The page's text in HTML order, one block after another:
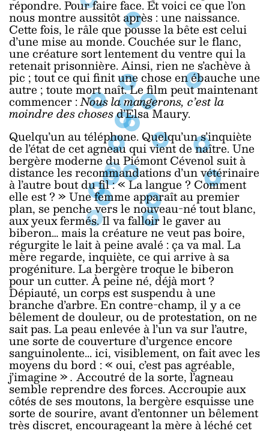
répondre. Pour faire face. Et voici ce que l’on
nous montre aussitôt après : une naissance.
Cette fois, le râle que pousse la bête est celui
d’une mise au monde. Couchée sur le flanc,
une créature sort lentement du ventre qui la
retenait prisonnière. Ainsi, rien ne s’achève à
pic ; tout ce qui finit une chose en ébauche une
autre ; toute mort naît. Le film peut maintenant
commencer :Nous la mangerons, c’est la
moindre des chosesd’Elsa Maury.
Quelqu’un au téléphone. Quelqu’un s’inquiète
de l’état de cet agneau qui vient de naître. Une
bergère moderne du Piémont Cévenol suit à
distance les recommandations d’un vétérinaire
à l’autre bout du fil : « La langue ? Comment
elle est ? » Une femme apparaît au premier
plan, se penche vers le nouveau-né tout blanc,
aux yeux fermés. Il va falloir le gaver au
biberon… mais la créature ne veut pas boire,
régurgite le lait à peine avalé : ça va mal. La
mère regarde, inquiète, ce qui arrive à sa
progéniture. La bergère troque le biberon
pour un cutter. À peine né, déjà mort ?
Dépiauté, un corps est suspendu à une
branche d’arbre. En contre-champ, il y a ce
bêlement de douleur, ou de protestation, on ne
sait pas. La peau enlevée à l’un va sur l’autre,
une sorte de couverture d’urgence encore
sanguinolente... ici, visiblement, on fait avec les
moyens du bord : « oui, c’est pas agréable,
j’imagine ». Accoutré de la sorte, l’agneau
semble reprendre des forces. Accroupie aux
côtés de ses moutons, la bergère esquisse une
sorte de sourire, avant d’entonner un bêlement
très discret, encourageant la mère à léché cet